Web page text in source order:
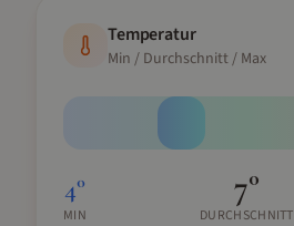
Temperatur
Min / Durchschnitt / Max
4°
MIN
7°
DURCHSCHNITT